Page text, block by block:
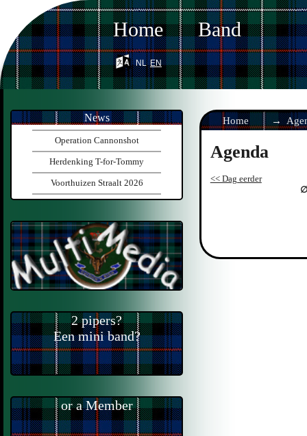
Home Band
nl en
Home
Agenda
<< Dag eerder
News
Operation Cannonshot
Herdenking T-for-Tommy
Voorthuizen Straalt 2026
2 pipers?
Een mini band?
or a Member